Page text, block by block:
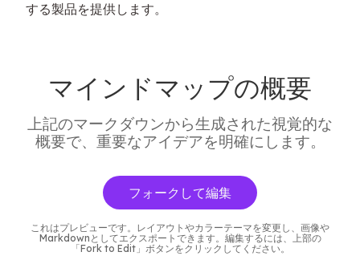
する製品を提供します。
マインドマップの概要
上記のマークダウンから生成された視覚的な
概要で、重要なアイデアを明確にします。
フォークして編集
これはプレビューです。レイアウトやカラーテーマを変更し、画像や
Markdownとしてエクスポートできます。編集するには、上部の
「Fork to Edit」ボタンをクリックしてください。